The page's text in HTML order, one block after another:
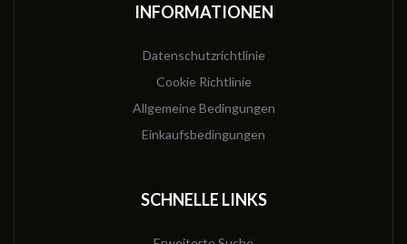
INFORMATIONEN
Datenschutzrichtlinie
Cookie Richtlinie
Allgemeine Bedingungen
Einkaufsbedingungen
SCHNELLE LINKS